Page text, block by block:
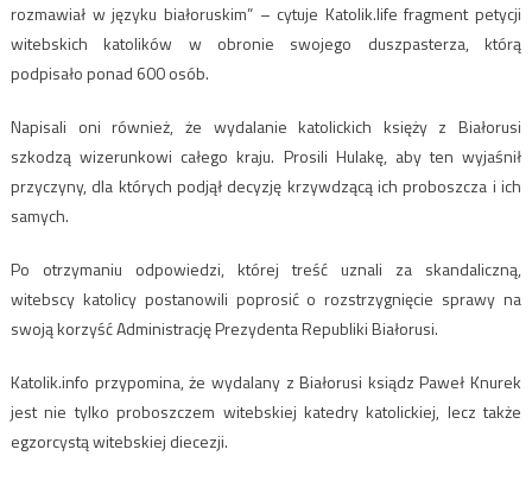
rozmawiał w języku białoruskim” – cytuje Katolik.life fragment petycji
witebskich katolików w obronie swojego duszpasterza, którą
podpisało ponad 600 osób.
Napisali oni również, że wydalanie katolickich księży z Białorusi
szkodzą wizerunkowi całego kraju. Prosili Hulakę, aby ten wyjaśnił
przyczyny, dla których podjął decyzję krzywdzącą ich proboszcza i ich
samych.
Po otrzymaniu odpowiedzi, której treść uznali za skandaliczną,
witebscy katolicy postanowili poprosić o rozstrzygnięcie sprawy na
swoją korzyść Administrację Prezydenta Republiki Białorusi.
Katolik.info przypomina, że wydalany z Białorusi ksiądz Paweł Knurek
jest nie tylko proboszczem witebskiej katedry katolickiej, lecz także
egzorcystą witebskiej diecezji.